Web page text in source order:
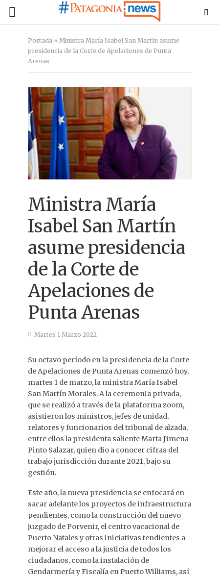
Portada» Ministra María Isabel San Martín asume
presidencia de la Corte de Apelaciones de Punta
Arenas
Ministra María
Isabel San Martín
asume presidencia
de la Corte de
Apelaciones de
Punta Arenas
Martes 1 Marzo 2022
Su octavo período en la presidencia de la Corte
de Apelaciones de Punta Arenas comenzó hoy,
martes 1 de marzo, la ministra María Isabel
San Martín Morales. A la ceremonia privada,
que se realizó a través de la plataforma zoom,
asistieron los ministros, jefes de unidad,
relatores y funcionarios del tribunal de alzada,
entre ellos la presidenta saliente Marta Jimena
Pinto Salazar, quien dio a conocer cifras del
trabajo jurisdicción durante 2021, bajo su
gestión.
Este año, la nueva presidencia se enfocará en
sacar adelante los proyectos de infraestructura
pendientes, como la construcción del nuevo
juzgado de Porvenir, el centro vacacional de
Puerto Natales y otras iniciativas tendientes a
mejorar el acceso a la justicia de todos los
ciudadanos, como la instalación de
Gendarmería y Fiscalía en Puerto Williams, así